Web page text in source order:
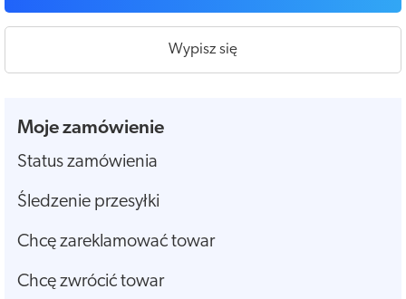
Wypisz się
Moje zamówienie
Status zamówienia
Śledzenie przesyłki
Chcę zareklamować towar
Chcę zwrócić towar